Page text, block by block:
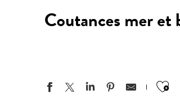
Coutances mer et